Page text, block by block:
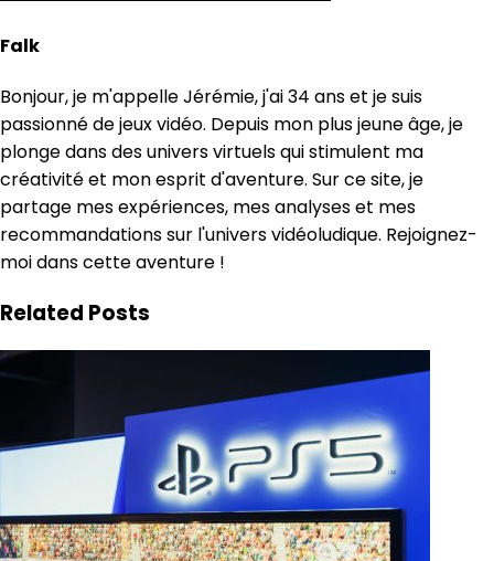
Falk
Bonjour, je m'appelle Jérémie, j'ai 34 ans et je suis
passionné de jeux vidéo. Depuis mon plus jeune âge, je
plonge dans des univers virtuels qui stimulent ma
créativité et mon esprit d'aventure. Sur ce site, je
partage mes expériences, mes analyses et mes
recommandations sur l'univers vidéoludique. Rejoignez-
moi dans cette aventure !
Related Posts